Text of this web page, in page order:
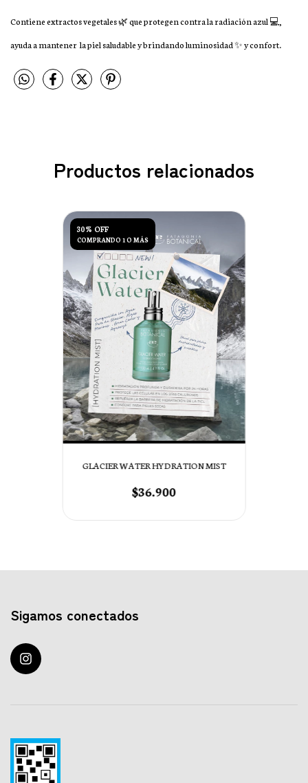
Contiene extractos vegetales 🌿 que protegen contra la radiación azul 💻,
ayuda a mantener la piel saludable y brindando luminosidad ✨ y confort.
Productos relacionados
30% OFF
COMPRANDO 1 O MÁS
GLACIER WATER HYDRATION MIST
$36.900
Sigamos conectados